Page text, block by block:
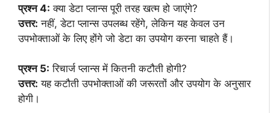
प्रश्न 4: क्या डेटा प्लान्स पूरी तरह खत्म हो जाएंगे?
उत्तर: नहीं, डेटा प्लान्स उपलब्ध रहेंगे, लेकिन यह केवल उन
उपभोक्ताओं के लिए होंगे जो डेटा का उपयोग करना चाहते हैं।
प्रश्न 5: रिचार्ज प्लान्स में कितनी कटौती होगी?
उत्तर: यह कटौती उपभोक्ताओं की जरूरतों और उपयोग के अनुसार
होगी।